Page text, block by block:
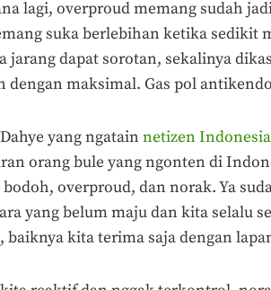
lagi, overproud memang sudah
suka berlebihan ketika sedikit
jarang dapat sorotan, sekalinya
dengan maksimal. Gas pol
yang ngatain netizen Indonesia
orang bule yang ngonten di
overproud, dan norak. Ya
yang belum maju dan kita selalu
kita terima saja dengan